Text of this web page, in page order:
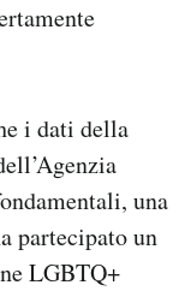
i dati della
una
partecipato un
LGBTQ+